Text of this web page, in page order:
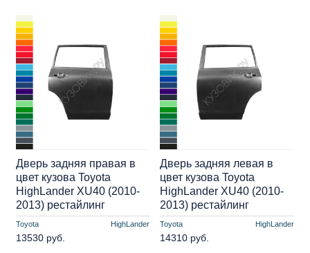
Toyota HighLander
Дверь задняя правая в
цвет кузова Toyota
HighLander XU40 (2010-
2013) рестайлинг
13530 руб.
Toyota HighLander
Дверь задняя левая в
цвет кузова Toyota
HighLander XU40 (2010-
2013) рестайлинг
14310 руб.